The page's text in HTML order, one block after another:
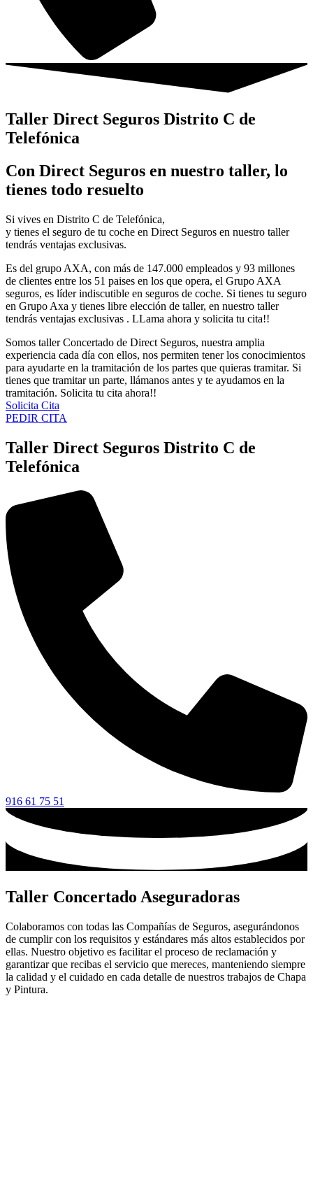
Taller Direct Seguros Distrito C de
Telefónica
Con Direct Seguros en nuestro taller, lo
tienes todo resuelto
Si vives en Distrito C de Telefónica,
y tienes el seguro de tu coche en Direct Seguros en nuestro taller
tendrás ventajas exclusivas.
Es del grupo AXA, con más de 147.000 empleados y 93 millones
de clientes entre los 51 paises en los que opera, el Grupo AXA
seguros, es líder indiscutible en seguros de coche. Si tienes tu seguro
en Grupo Axa y tienes libre elección de taller, en nuestro taller
tendrás ventajas exclusivas . LLama ahora y solicita tu cita!!
Somos taller Concertado de Direct Seguros, nuestra amplia
experiencia cada día con ellos, nos permiten tener los conocimientos
para ayudarte en la tramitación de los partes que quieras tramitar. Si
tienes que tramitar un parte, llámanos antes y te ayudamos en la
tramitación. Solicita tu cita ahora!!
Solicita Cita
PEDIR CITA
Taller Direct Seguros Distrito C de
Telefónica
916 61 75 51
Taller Concertado Aseguradoras
Colaboramos con todas las Compañías de Seguros, asegurándonos
de cumplir con los requisitos y estándares más altos establecidos por
ellas. Nuestro objetivo es facilitar el proceso de reclamación y
garantizar que recibas el servicio que mereces, manteniendo siempre
la calidad y el cuidado en cada detalle de nuestros trabajos de Chapa
y Pintura.